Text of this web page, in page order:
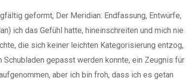
geformt, Der Meridian: Endfassung, Entwürfe,
ich das Gefühl hatte, hineinschreiten und mich nie
die sich keiner leichten Kategorisierung entzog,
gepasst werden konnte, ein Zeugnis für
aber ich bin froh, dass ich es getan